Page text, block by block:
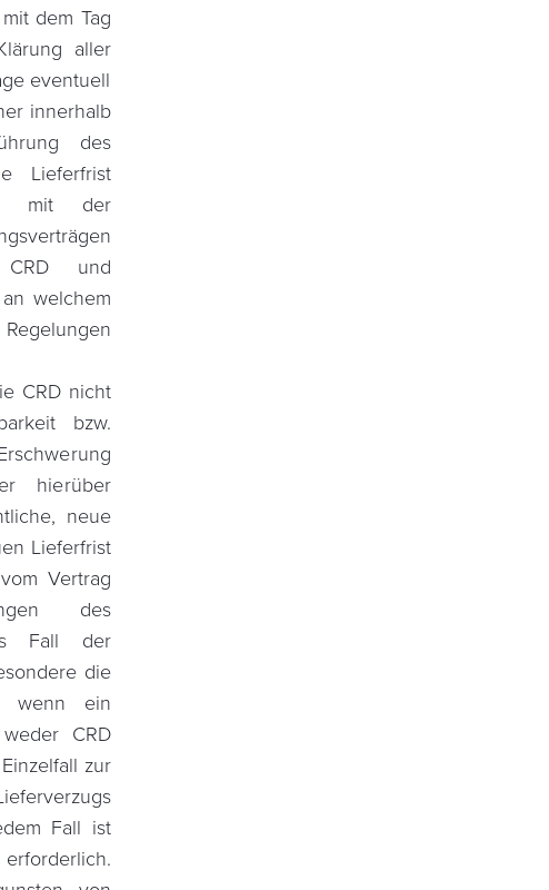
dem Tag
aller
eventuell
innerhalb
des
Lieferfrist
mit der
CRD und
welchem
CRD nicht
bzw.
hierüber
neue
Lieferfrist
Vertrag
des
Fall der
die
wenn ein
CRD
zur
Fall ist